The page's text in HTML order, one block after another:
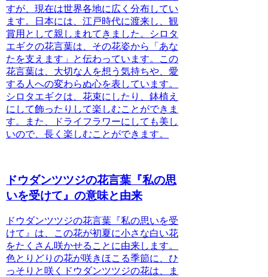
すが、現在は世界各地に広く分布してい
ます。日本には、江戸時代に渡来し、観
賞用として親しまれてきました。
シロタ
エギクの花言葉は、その花姿から「あな
たを支えます」と伝わっています。この
花言葉は、 大切な人を想う気持ちや、愛
する人への変わらぬ心を表しています。
シロタエギクは、花束にしたり、鉢植え
にして飾ったりして楽しむことができま
す。また、
ドライフラワーにしても美し
いので、長く楽しむことができます。
ドウダンツツジの花言葉『私の思
いを受けて』の意味と由来
ドウダンツツジの花言葉『私の思いを受
けて』は、この花が初夏に小さな白い花
をたくさん咲かせることに由来します。
色とりどりの花が咲きほこる季節に、ひ
っそりと咲くドウダンツツジの花は、ま